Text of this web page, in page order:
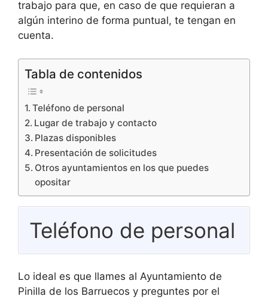
trabajo para que, en caso de que requieran a
algún interino de forma puntual, te tengan en
cuenta.
Tabla de contenidos
Teléfono de personal
Lugar de trabajo y contacto
Plazas disponibles
Presentación de solicitudes
Otros ayuntamientos en los que puedes
opositar
Teléfono de personal
Lo ideal es que llames al Ayuntamiento de
Pinilla de los Barruecos y preguntes por el